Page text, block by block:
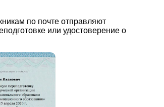
по почте отправляют
или удостоверение о